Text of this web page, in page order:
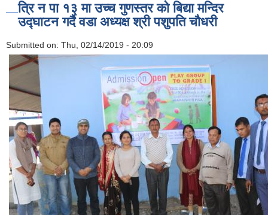
त्रि न पा १३ मा उच्च गुणस्तर को बिद्या मन्दिर
उद्घाटन गर्दै वडा अध्यक्ष श्री पशुपति चौधरी
Submitted on: Thu, 02/14/2019 - 20:09